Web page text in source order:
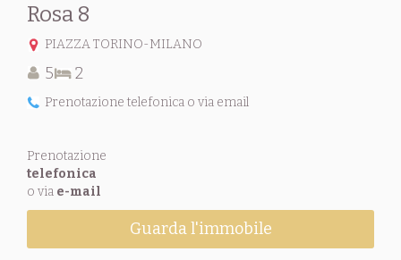
Rosa 8
PIAZZA TORINO-MILANO
5 2
Prenotazione telefonica o via email
Prenotazione
telefonica
o via e-mail
Guarda l'immobile